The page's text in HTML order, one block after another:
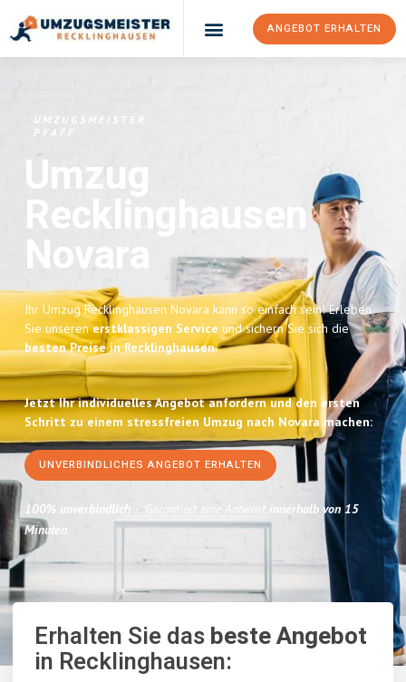
ANGEBOT ERHALTEN
UMZUGSMEISTER
PFAFF
Umzug
Recklinghausen
Novara
Ihr Umzug Recklinghausen Novara kann so einfach sein! Erleben
Sie unserenerstklassigen Service und sichern Sie sich die
besten Preise in Recklinghausen.
Jetzt Ihr individuelles Angebot anfordern und den ersten
Schritt zu einem stressfreien Umzug nach Novara machen:
UNVERBINDLICHES ANGEBOT ERHALTEN
100% unverbindlich – Garantiert eine Antwort
innerhalb von 15
Minuten.
Erhalten Sie dasbeste Angebot
in Recklinghausen: